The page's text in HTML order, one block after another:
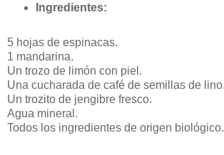
Ingredientes:
5 hojas de espinacas.
1 mandarina.
Un trozo de limón con piel.
Una cucharada de café de semillas de lino.
Un trozito de jengibre fresco.
Agua mineral.
Todos los ingredientes de origen biológico.